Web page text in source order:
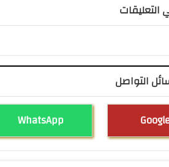
التعليقات
التواصل
WhatsApp